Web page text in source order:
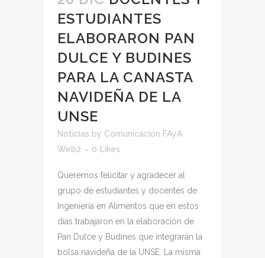
ESTUDIANTES
ELABORARON PAN
DULCE Y BUDINES
PARA LA CANASTA
NAVIDEÑA DE LA
UNSE
Noticias by Comunicación FAyA
Web2
0 Likes
Queremos felicitar y agradecer al
grupo de estudiantes y docentes de
Ingeniería en Alimentos que en estos
días trabajaron en la elaboración de
Pan Dulce y Budines que integrarán la
bolsa navideña de la UNSE. La misma